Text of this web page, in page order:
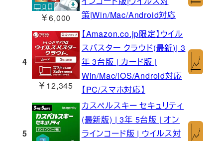
￥6,000
策|Win/Mac/Android対応
4
￥12,345
【Amazon.co.jp限定】ウイル
スバスター クラウド(最新)| 3
年 3台版 | カード版 |
Win/Mac/iOS/Android対応
【PC/スマホ対応】
5
カスペルスキー セキュリティ
(最新版) | 3年 5台版 | オン
ラインコード版 | ウイルス対